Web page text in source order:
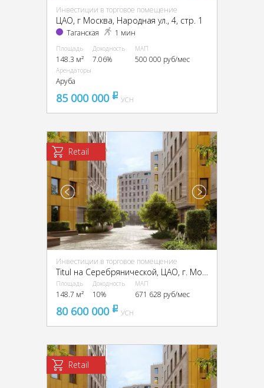
Инвестиции в торговое помещение
ЦАО, г Москва, Народная ул., 4, стр. 1
Таганская 1 мин
Площадь
148.3 м²
Доходность
7.06%
МАП
500 000 руб/мес
Арендаторы
Аруба
85 000 000 pуб
УСН
Retail
Инвестиции в торговое помещение
Titul на Серебрянической, ЦАО, г. Москва, Серебрянический пер., 6 и 8
Площадь
148.7 м²
Доходность
10%
МАП
671 628 руб/мес
80 600 000 pуб
УСН
Retail